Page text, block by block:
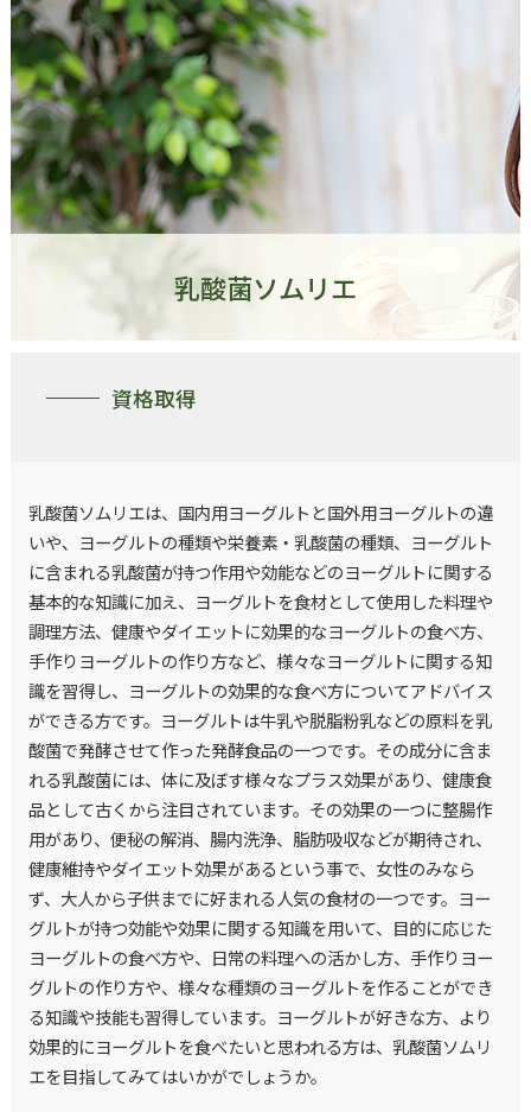
乳酸菌ソムリエ
資格取得
乳酸菌ソムリエは、国内用ヨーグルトと国外用ヨーグルトの違
いや、ヨーグルトの種類や栄養素・乳酸菌の種類、ヨーグルト
に含まれる乳酸菌が持つ作用や効能などのヨーグルトに関する
基本的な知識に加え、ヨーグルトを食材として使用した料理や
調理方法、健康やダイエットに効果的なヨーグルトの食べ方、
手作りヨーグルトの作り方など、様々なヨーグルトに関する知
識を習得し、ヨーグルトの効果的な食べ方についてアドバイス
ができる方です。ヨーグルトは牛乳や脱脂粉乳などの原料を乳
酸菌で発酵させて作った発酵食品の一つです。その成分に含ま
れる乳酸菌には、体に及ぼす様々なプラス効果があり、健康食
品として古くから注目されています。その効果の一つに整腸作
用があり、便秘の解消、腸内洗浄、脂肪吸収などが期待され、
健康維持やダイエット効果があるという事で、女性のみなら
ず、大人から子供までに好まれる人気の食材の一つです。ヨー
グルトが持つ効能や効果に関する知識を用いて、目的に応じた
ヨーグルトの食べ方や、日常の料理への活かし方、手作りヨー
グルトの作り方や、様々な種類のヨーグルトを作ることができ
る知識や技能も習得しています。ヨーグルトが好きな方、より
効果的にヨーグルトを食べたいと思われる方は、乳酸菌ソムリ
エを目指してみてはいかがでしょうか。